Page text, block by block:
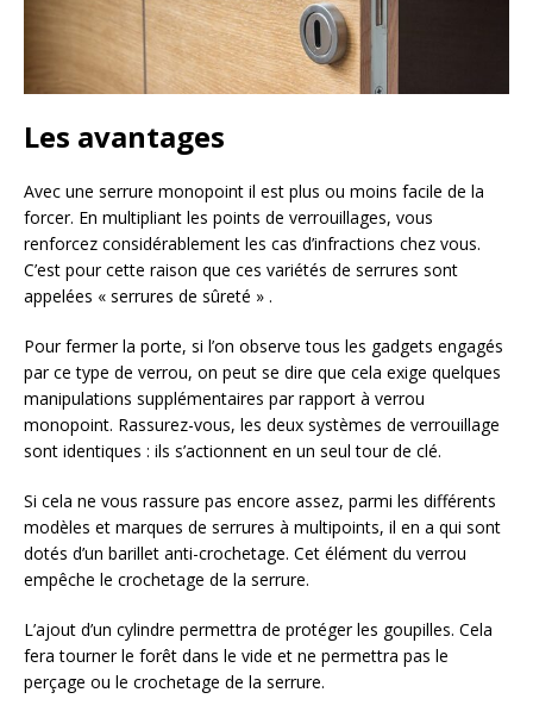
Les avantages
Avec une serrure monopoint il est plus ou moins facile de la
forcer. En multipliant les points de verrouillages, vous
renforcez considérablement les cas d’infractions chez vous.
C’est pour cette raison que ces variétés de serrures sont
appelées « serrures de sûreté » .
Pour fermer la porte, si l’on observe tous les gadgets engagés
par ce type de verrou, on peut se dire que cela exige quelques
manipulations supplémentaires par rapport à verrou
monopoint. Rassurez-vous, les deux systèmes de verrouillage
sont identiques : ils s’actionnent en un seul tour de clé.
Si cela ne vous rassure pas encore assez, parmi les différents
modèles et marques de serrures à multipoints, il en a qui sont
dotés d’un barillet anti-crochetage. Cet élément du verrou
empêche le crochetage de la serrure.
L’ajout d’un cylindre permettra de protéger les goupilles. Cela
fera tourner le forêt dans le vide et ne permettra pas le
perçage ou le crochetage de la serrure.